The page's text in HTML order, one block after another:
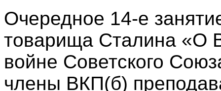
Очередное 14-е
товарища Сталина «О
войне Советского
члены ВКП(б)